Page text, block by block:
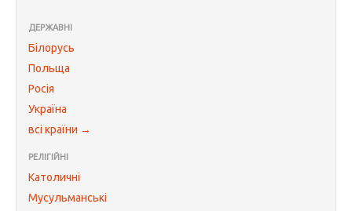
ДЕРЖАВНІ
Білорусь
Польща
Росія
Україна
всі країни →
РЕЛІГІЙНІ
Католичні
Мусульманські